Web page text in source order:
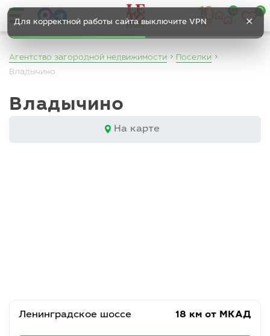
Для корректной работы сайта выключите VPN ✕
0
Агентство загородной недвижимости
Поселки
Владычино
Владычино
На карте
Ленинградское шоссе 18 км от МКАД